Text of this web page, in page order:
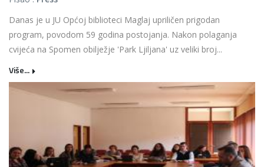
Danas je u JU Općoj biblioteci Maglaj upriličen prigodan
program, povodom 59 godina postojanja. Nakon polaganja
cvijeća na Spomen obilježje 'Park Ljiljana' uz veliki broj...
Više...